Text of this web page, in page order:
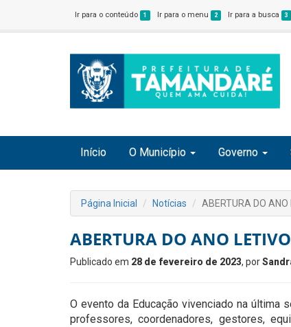
Ir para o conteúdo 1 Ir para o menu 2 Ir para a busca 3
Início O Município Governo
Página Inicial Notícias ABERTURA DO
ABERTURA DO ANO
Publicado em 28 de fevereiro de 2023, por
O evento da Educação vivenciado na última
professores, coordenadores, gestores,